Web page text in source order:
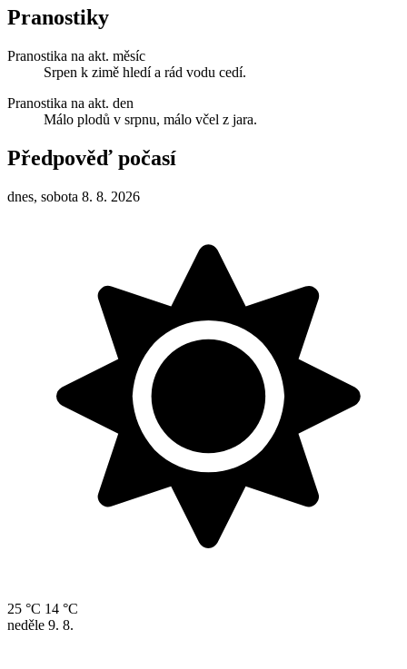
Pranostiky
Pranostika na akt. měsíc
Srpen k zimě hledí a rád vodu cedí.
Pranostika na akt. den
Málo plodů v srpnu, málo včel z jara.
Předpověď počasí
dnes, sobota 8. 8. 2026
25 °C 14 °C
neděle 9. 8.